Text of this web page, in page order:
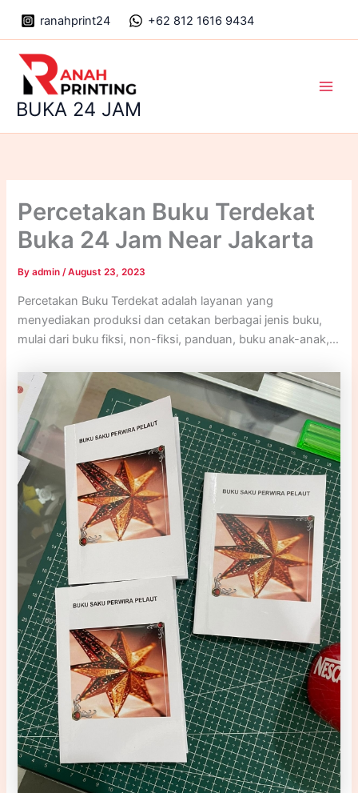
ranahprint24 +62 812 1616 9434
BUKA 24 JAM
Percetakan Buku Terdekat
Buka 24 Jam Near Jakarta
Byadmin/August 23, 2023
Percetakan Buku Terdekat adalah layanan yang
menyediakan produksi dan cetakan berbagai jenis buku,
mulai dari buku fiksi, non-fiksi, panduan, buku anak-anak,
proses mencetak, mengikat, dan mempersiapkan buku
agar siap didistribusikan atau dijual.